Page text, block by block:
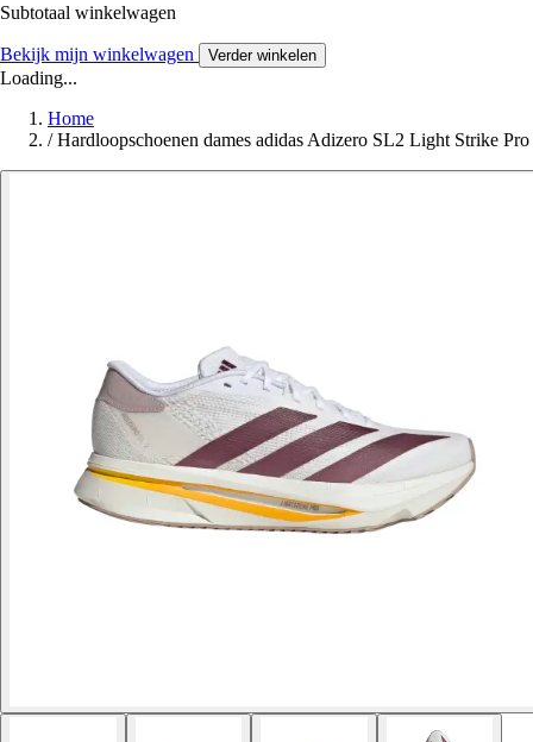
Subtotaal winkelwagen
Bekijk mijn winkelwagen Verder winkelen
Loading...
Home
/ Hardloopschoenen dames adidas Adizero SL2 Light Strike Pro